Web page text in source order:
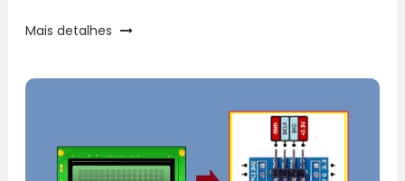
Mais detalhes